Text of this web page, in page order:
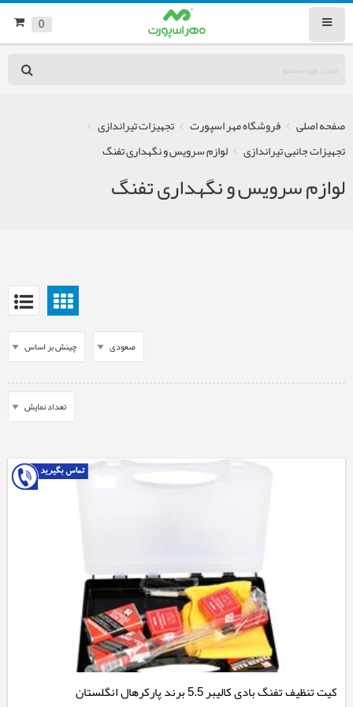
0
صفحه اصلی فروشگاه مهر اسپورت
تجهیزات تیراندازی
تجهیزات جانبی تیراندازی
لوازم سرویس و نگهداری تفنگ
لوازم سرویس و نگهداری تفنگ
کیت تنظیف تفنگ بادی کالیبر 5.5 برند پارکرهال انگلستان